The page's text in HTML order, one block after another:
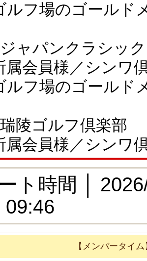
ルフ場のゴールド
ャパンクラシッ
属会員様／シンワ
ルフ場のゴールド
陵ゴルフ倶楽部
属会員様／シンワ
ト時間 │
09:46
【メンバータイ